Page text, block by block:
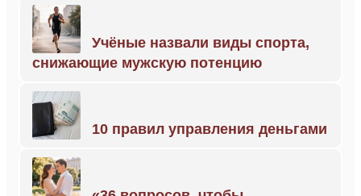
Учёные назвали виды спорта,
снижающие мужскую потенцию
10 правил управления деньгами